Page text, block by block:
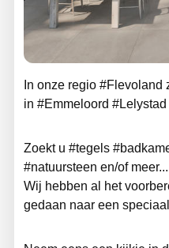
In onze regio #Flevoland
in #Emmeloord
Zoekt u #tegels
#natuursteen en/of meer...
Wij hebben al het
gedaan naar een